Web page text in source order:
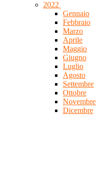
2022
Gennaio
Febbraio
Marzo
Aprile
Maggio
Giugno
Luglio
Agosto
Settembre
Ottobre
Novembre
Dicembre